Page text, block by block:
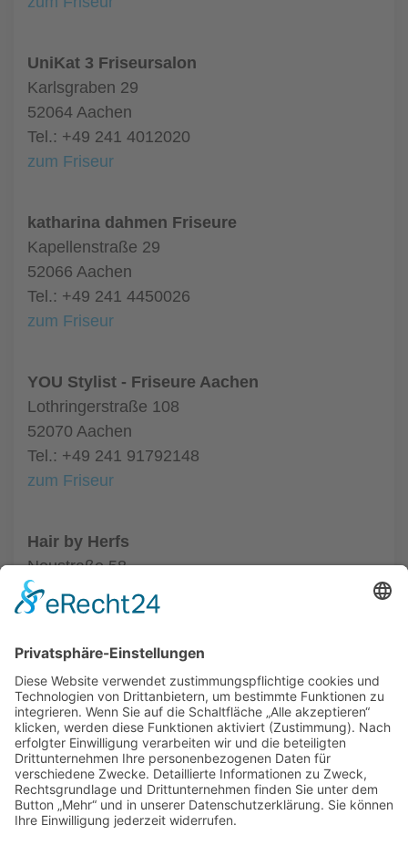
UniKat 3 Friseursalon
Karlsgraben 29
52064 Aachen
Tel.: +49 241 4012020
zum Friseur
katharina dahmen Friseure
Kapellenstraße 29
52066 Aachen
Tel.: +49 241 4450026
zum Friseur
YOU Stylist - Friseure Aachen
Lothringerstraße 108
52070 Aachen
Tel.: +49 241 91792148
zum Friseur
Hair by Herfs
Neustraße 58
52066 Aachen
Tel.: +49 241 63342
ALLGEMEIN
FRISEURE